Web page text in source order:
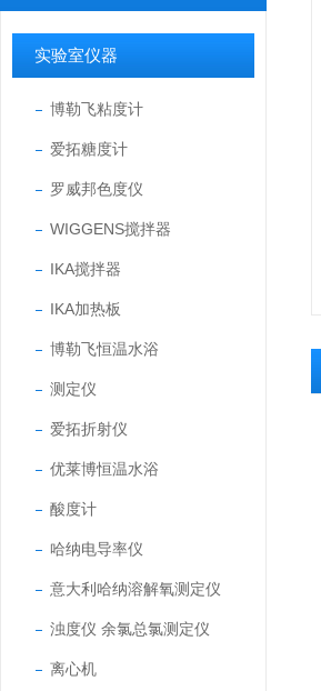
实验室仪器
博勒飞粘度计
爱拓糖度计
罗威邦色度仪
WIGGENS搅拌器
IKA搅拌器
IKA加热板
博勒飞恒温水浴
测定仪
爱拓折射仪
优莱博恒温水浴
酸度计
哈纳电导率仪
意大利哈纳溶解氧测定仪
浊度仪 余氯总氯测定仪
离心机